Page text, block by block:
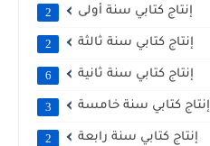
إنتاج كتابي سنة أولى 2
إنتاج كتابي سنة ثالثة 2
إنتاج كتابي سنة ثانية 6
إنتاج كتابي سنة خامسة 3
إنتاج كتابي سنة رابعة 2